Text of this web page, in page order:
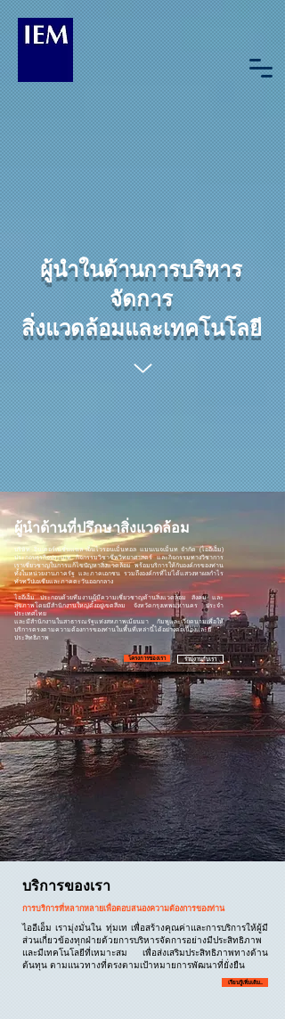
ผู้นำในด้านการบริหาร
จัดการ
สิ่งแวดล้อมและเทคโนโลยี
ผู้นำด้านที่ปรึกษาสิ่งแวดล้อม
บริษัท อินเตอร์เนชั่นแนล เอ็นไวรอนเม็นทอล แมนเนจเม็นท จำกัด (ไออีเอ็ม)
ประกอบธุรกิจประเภท กิจกรรมวิชาชีพวิทยาศาสตร์ และกิจกรรมทางวิชาการ
เราเชี่ยวชาญในการแก้ไขปัญหาสิ่งแวดล้อม พร้อมบริการให้กับองค์กรของท่าน
ทั้งในหน่วยงานภาครัฐ และภาคเอกชน รวมถึงองค์กรที่ไม่ได้แสวงหาผลกำไร
ทั่วทวีปเอเชียและภาคตะวันออกกลาง
ไออีเอ็ม ประกอบด้วยทีมงานผู้มีความเชี่ยวชาญด้านสิ่งแวดล้อม สังคม และ
สุขภาพโดยมีสำนักงานใหญ่ตั้งอยู่เขตสีลม จังหวัดกรุงเทพมหานคร ประจำ
ประเทศไทย
และมีสำนักงานในสาธารณรัฐแห่งสหภาพเมียนมา กัมพูและเวียดนามเพื่อให้
บริการตรงตามความต้องการของท่านในพื้นที่เหล่านี้ได้อย่างต่อเนื่องและมี
ประสิทธิภาพ
โครงการของเรา ร่วมงานกับเรา
บริการของเรา
การบริการที่หลากหลายเพื่อตอบสนองความต้องการของท่าน
ไออีเอ็ม เรามุ่งมั่นใน ทุ่มเท เพื่อสร้างคุณค่าและการบริการให้ผู้มี
ส่วนเกี่ยวข้องทุกฝ่ายด้วยการบริหารจัดการอย่างมีประสิทธิภาพ
และมีเทคโนโลยีที่เหมาะสม เพื่อส่งเสริมประสิทธิภาพทางด้าน
ต้นทุน ตามแนวทางที่ตรงตามเป้าหมายการพัฒนาที่ยั่งยืน
เรียนรู้เพิ่มเติม...